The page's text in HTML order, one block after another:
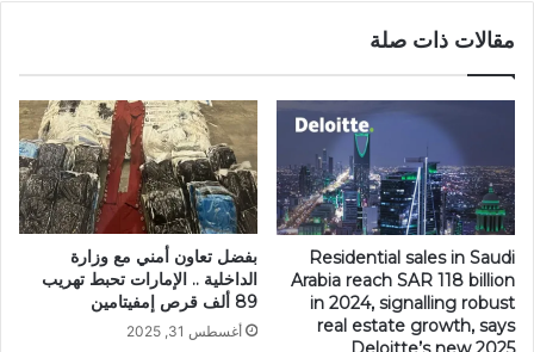
مقالات ذات صلة
Residential sales in Saudi
Arabia reach SAR 118 billion
in 2024, signalling robust
real estate growth, says
بفضل تعاون أمني مع وزارة
الداخلية .. الإمارات تحبط تهريب
89 ألف قرص إمفيتامين
أغسطس 31, 2025